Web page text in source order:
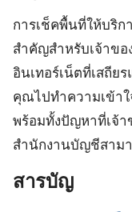
การเช็คพื้นที่ให้บริ
สำคัญสำหรับเจ้าขอ
อินเทอร์เน็ตที่เสถีย
คุณไปทำความเข้า
พร้อมทั้งปัญหาที่เจ้า
สำนักงานบัญชีสาม
สารบัญ